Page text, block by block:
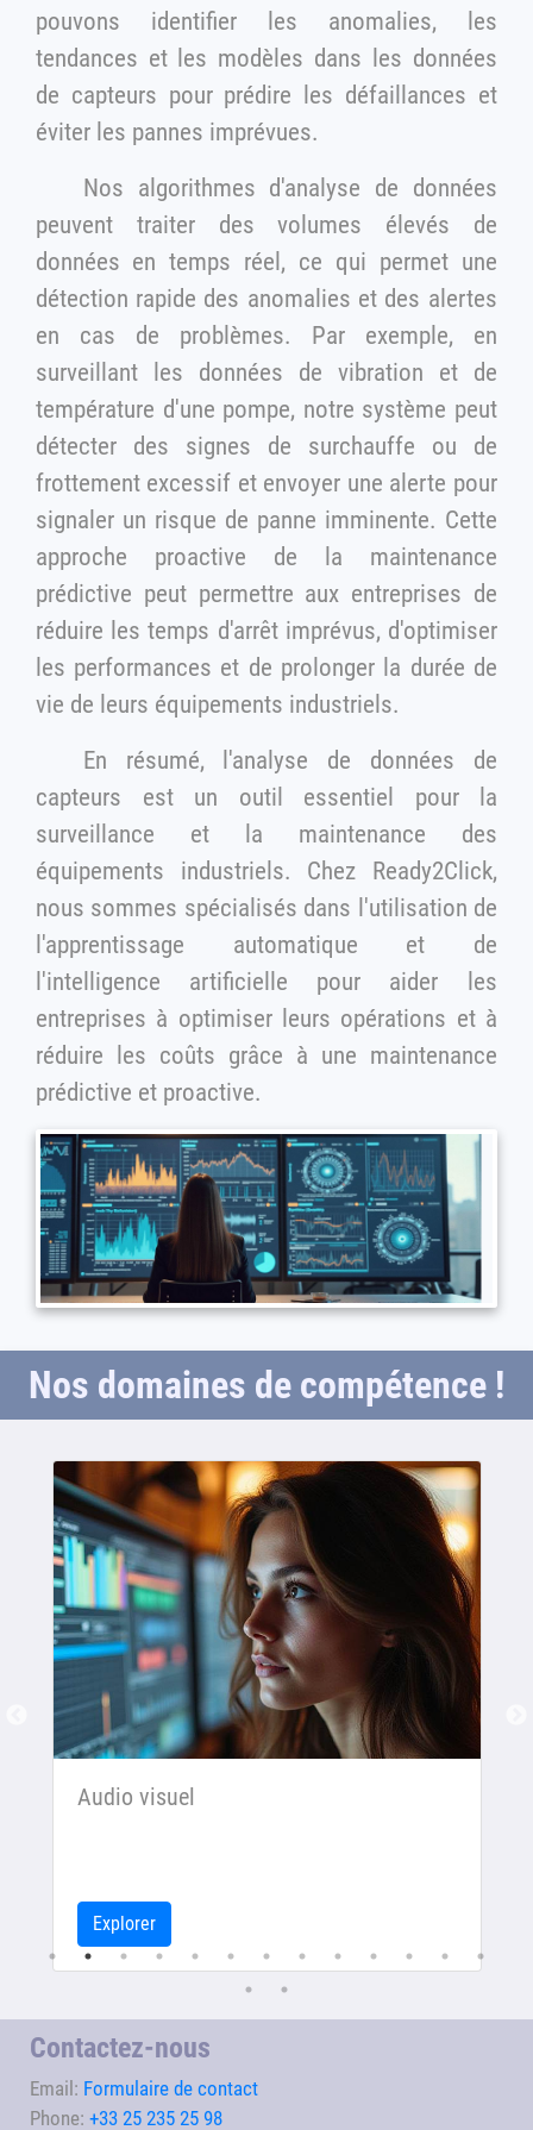
pouvons identifier les anomalies, les
tendances et les modèles dans les données
de capteurs pour prédire les défaillances et
éviter les pannes imprévues.
Nos algorithmes d'analyse de données
peuvent traiter des volumes élevés de
données en temps réel, ce qui permet une
détection rapide des anomalies et des alertes
en cas de problèmes. Par exemple, en
surveillant les données de vibration et de
température d'une pompe, notre système peut
détecter des signes de surchauffe ou de
frottement excessif et envoyer une alerte pour
signaler un risque de panne imminente. Cette
approche proactive de la maintenance
prédictive peut permettre aux entreprises de
réduire les temps d'arrêt imprévus, d'optimiser
les performances et de prolonger la durée de
vie de leurs équipements industriels.
En résumé, l'analyse de données de
capteurs est un outil essentiel pour la
surveillance et la maintenance des
équipements industriels. Chez Ready2Click,
nous sommes spécialisés dans l'utilisation de
l'apprentissage automatique et de
l'intelligence artificielle pour aider les
entreprises à optimiser leurs opérations et à
réduire les coûts grâce à une maintenance
prédictive et proactive.
Nos domaines de compétence !
Audio visuel
Explorer
Contactez-nous
Email: Formulaire de contact
Phone: +33 25 235 25 98